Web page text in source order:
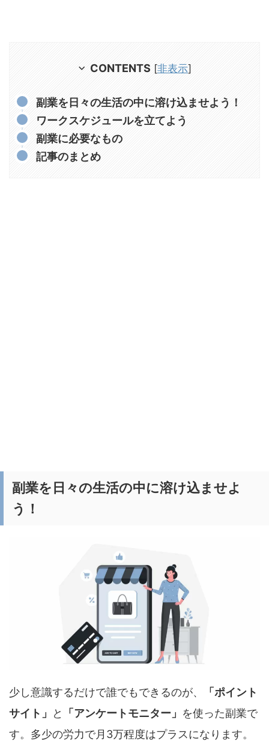
CONTENTS [非表示]
副業を日々の生活の中に溶け込ませよう！
ワークスケジュールを立てよう
副業に必要なもの
記事のまとめ
副業を日々の生活の中に溶け込ませよ
う！
少し意識するだけで誰でもできるのが、
「ポイント
サイト」
と 「アンケートモニター」 を使った副業で
す。多少の労力で月3万程度はプラスになります。